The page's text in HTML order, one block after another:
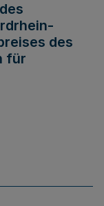
des
für